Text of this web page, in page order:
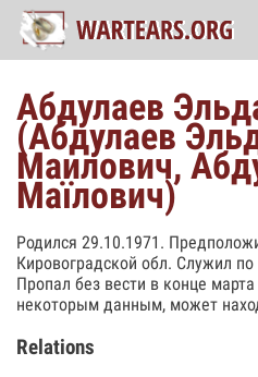
Абдулаев
(Абдулаев
Маилович,
Маїлович)
Родился 29.10.1971.
Кировоградской обл. Служил
Пропал без вести в конце
некоторым данным, может
Relations